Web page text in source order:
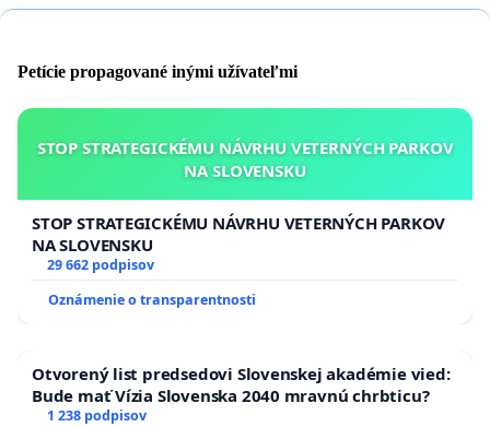
Petície propagované inými užívateľmi
STOP STRATEGICKÉMU NÁVRHU VETERNÝCH PARKOV
NA SLOVENSKU
STOP STRATEGICKÉMU NÁVRHU VETERNÝCH PARKOV
NA SLOVENSKU
29 662 podpisov
Oznámenie o transparentnosti
Otvorený list predsedovi Slovenskej akadémie vied:
Bude mať Vízia Slovenska 2040 mravnú chrbticu?
1 238 podpisov